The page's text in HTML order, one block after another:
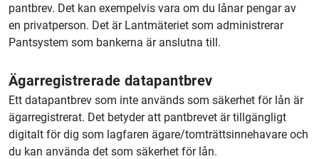
pantbrev. Det kan exempelvis vara om du lånar pengar av
en privatperson. Det är Lantmäteriet som administrerar
Pantsystem som bankerna är anslutna till.
Ägarregistrerade datapantbrev
Ett datapantbrev som inte används som säkerhet för lån är
ägarregistrerat. Det betyder att pantbrevet är tillgängligt
digitalt för dig som lagfaren ägare/tomträttsinnehavare och
du kan använda det som säkerhet för lån.